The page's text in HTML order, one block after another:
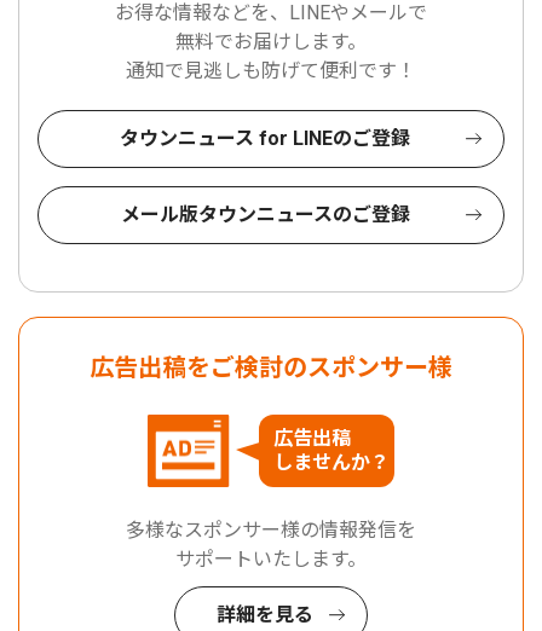
お得な情報などを、LINEやメールで
無料でお届けします。
通知で見逃しも防げて便利です！
タウンニュース for LINEのご登録
メール版タウンニュースのご登録
広告出稿をご検討のスポンサー様
広告出稿
しませんか？
多様なスポンサー様の情報発信を
サポートいたします。
詳細を見る